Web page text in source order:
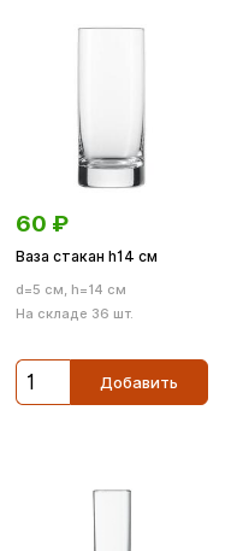
60 ₽
Ваза стакан h14 cм
d=5 см, h=14 см
На складе 36 шт.
Добавить